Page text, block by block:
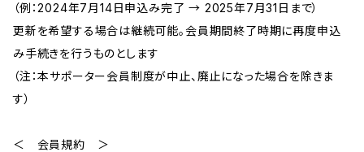
（例：2024年7月14日申込み完了 → 2025年7月31日まで）
更新を希望する場合は継続可能。会員期間終了時期に再度申込
み手続きを行うものとします
（注：本サポーター会員制度が中止、廃止になった場合を除きま
す）
＜ 会員規約 ＞